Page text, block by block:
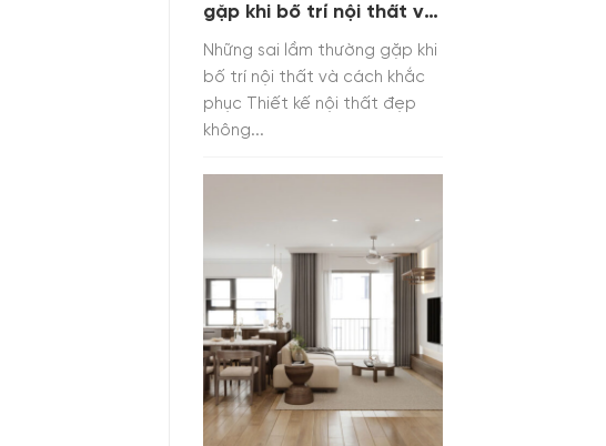
gặp khi bố trí nội thất và
cách khắc phục
Những sai lầm thường gặp khi
bố trí nội thất và cách khắc
phục Thiết kế nội thất đẹp
không...